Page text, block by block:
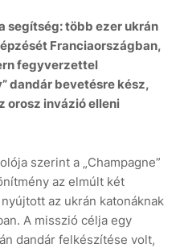
segítség: több ezer ukrán
Franciaországban,
fegyverzettel
dandár bevetésre kész,
orosz invázió elleni
szerint a „Champagne”
az elmúlt két
az ukrán katonáknak
A misszió célja egy
dandár felkészítése volt,